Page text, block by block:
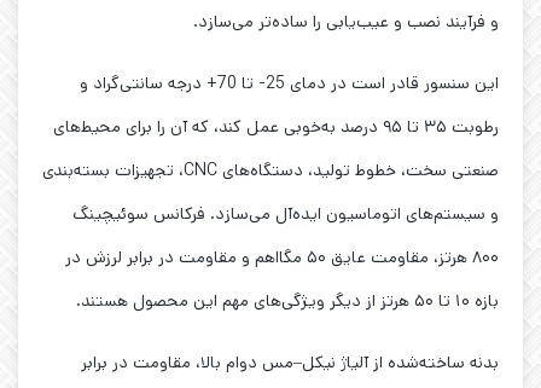
و فرآیند نصب و عیب‌یابی را ساده‌تر می‌سازد.
این سنسور قادر است در دمای 25- تا 70+ درجه سانتی‌گراد و
رطوبت ۳۵ تا ۹۵ درصد به‌خوبی عمل کند، که آن را برای محیط‌های
صنعتی سخت، خطوط تولید، دستگاه‌های CNC، تجهیزات بسته‌بندی
و سیستم‌های اتوماسیون ایده‌آل می‌سازد. فرکانس سوئیچینگ
۸۰۰ هرتز، مقاومت عایق ۵۰ مگااهم و مقاومت در برابر لرزش در
بازه ۱۰ تا ۵۰ هرتز از دیگر ویژگی‌های مهم این محصول هستند.
بدنه ساخته‌شده از آلیاژ نیکل–مس دوام بالا، مقاومت در برابر